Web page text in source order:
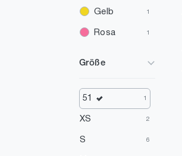
Gelb 1
Rosa 1
Grau
Größe
51 1
XS 2
S 6